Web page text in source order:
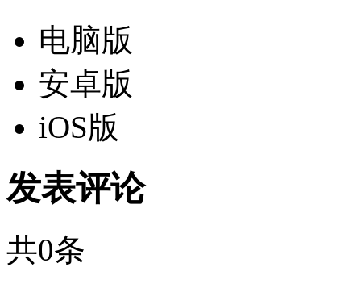
电脑版
安卓版
iOS版
发表评论
共0条